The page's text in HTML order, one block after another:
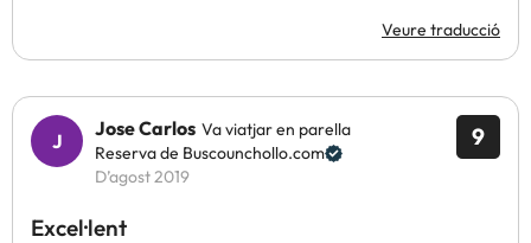
Veure traducció
9
Jose Carlos Va viatjar en parella
Reserva de Buscounchollo.com
D’agost 2019
Excel·lent